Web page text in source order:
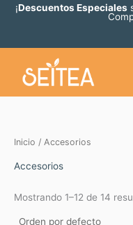
¡Descuentos Especiales
Inicio / Accesorios
Accesorios
Mostrando 1–12 de 14